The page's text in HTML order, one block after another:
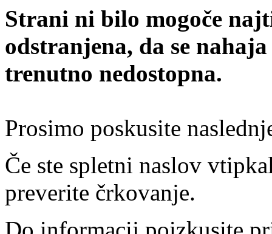
Strani ni bilo mogoče
odstranjena, da se
trenutno nedostopna.
Prosimo poskusite
Če ste spletni naslov
preverite črkovanje.